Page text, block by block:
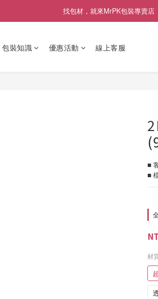
[限時優惠] 即日起登入會員消費滿1000元，回
找包材，就來MrPK包裝專賣店
包裝知識 優惠活動 線上客服
■
■
材